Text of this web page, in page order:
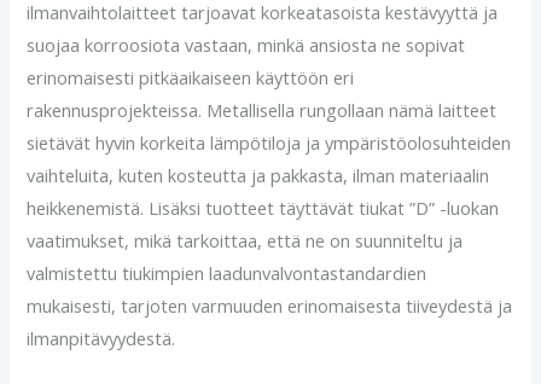
ilmanvaihtolaitteet tarjoavat korkeatasoista kestävyyttä ja
suojaa korroosiota vastaan, minkä ansiosta ne sopivat
erinomaisesti pitkäaikaiseen käyttöön eri
rakennusprojekteissa. Metallisella rungollaan nämä laitteet
sietävät hyvin korkeita lämpötiloja ja ympäristöolosuhteiden
vaihteluita, kuten kosteutta ja pakkasta, ilman materiaalin
heikkenemistä. Lisäksi tuotteet täyttävät tiukat ”D” -luokan
vaatimukset, mikä tarkoittaa, että ne on suunniteltu ja
valmistettu tiukimpien laadunvalvontastandardien
mukaisesti, tarjoten varmuuden erinomaisesta tiiveydestä ja
ilmanpitävyydestä.